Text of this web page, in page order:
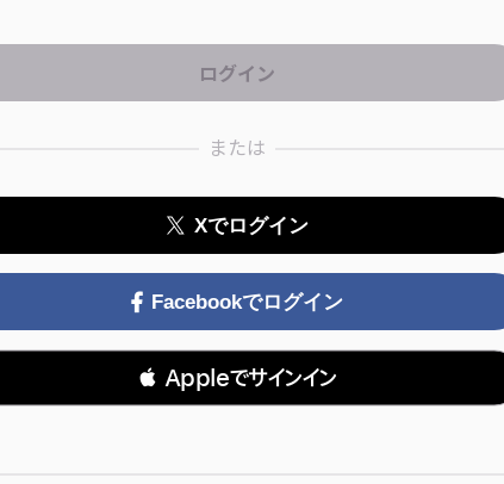
または
Xでログイン
Facebookでログイン
 Appleでサインイン